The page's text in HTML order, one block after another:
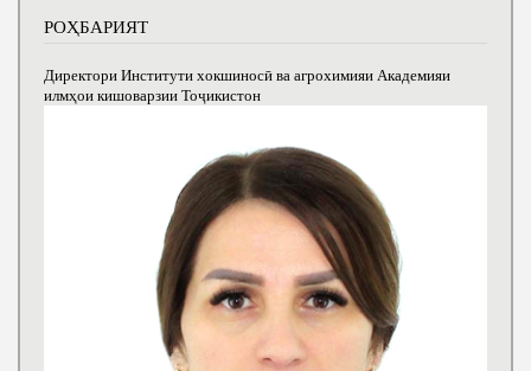
РОҲБАРИЯТ
Директори Институти хокшиносӣ ва агрохимияи Академияи
илмҳои кишоварзии Тоҷикистон